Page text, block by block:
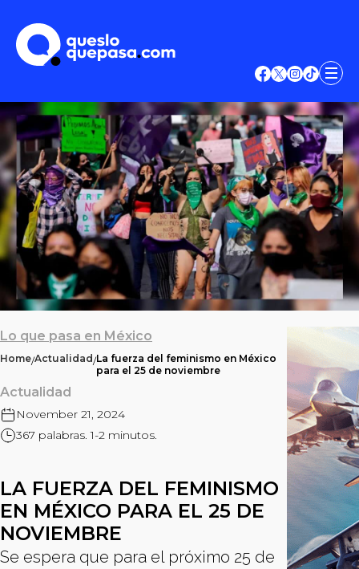
Lo que pasa en México
Home/Actualidad/La fuerza del feminismo en México
para el 25 de noviembre
Actualidad
November 21, 2024
367 palabras. 1-2 minutos.
LA FUERZA DEL FEMINISMO
EN MÉXICO PARA EL 25 DE
NOVIEMBRE
Se espera que para el próximo 25 de